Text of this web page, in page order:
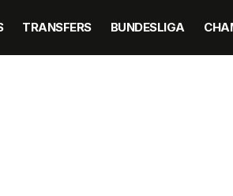
TRANSFERS BUNDESLIGA